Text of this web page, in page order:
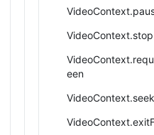
VideoContext.stop
een
VideoContext.seek